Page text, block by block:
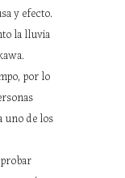
y efecto.
la lluvia
por lo
uno de los